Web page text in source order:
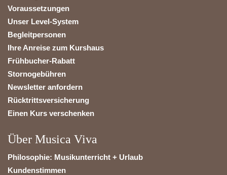
Voraussetzungen
Unser Level-System
Begleitpersonen
Ihre Anreise zum Kurshaus
Frühbucher-Rabatt
Stornogebühren
Newsletter anfordern
Rücktrittsversicherung
Einen Kurs verschenken
Über Musica Viva
Philosophie: Musikunterricht + Urlaub
Kundenstimmen